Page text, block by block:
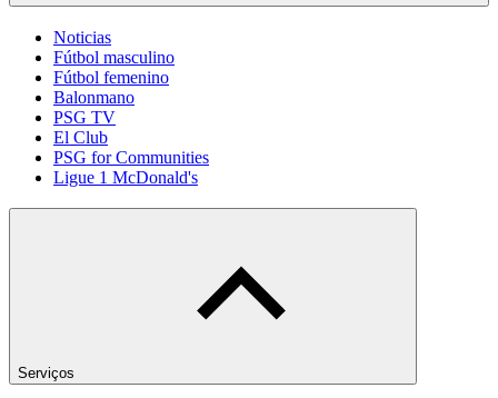
Noticias
Fútbol masculino
Fútbol femenino
Balonmano
PSG TV
El Club
PSG for Communities
Ligue 1 McDonald's
Serviços